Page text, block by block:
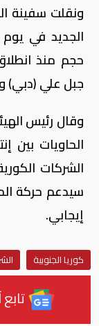
ونقلت سفينة
حجم منذ
جبل علي (دبي)
وقال رئيس
الحاويات بين
الشركات
سيدعم حركة
إيجابي.
كوريا الجنوبية